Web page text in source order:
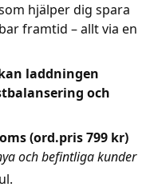
hjälper dig spara
framtid – allt via en
laddningen
och
(ord.pris 799 kr)
och befintliga kunder